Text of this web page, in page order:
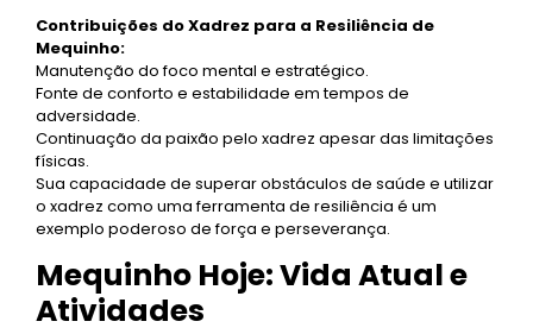
Contribuições do Xadrez para a Resiliência de
Mequinho:
Manutenção do foco mental e estratégico.
Fonte de conforto e estabilidade em tempos de
adversidade.
Continuação da paixão pelo xadrez apesar das limitações
físicas.
Sua capacidade de superar obstáculos de saúde e utilizar
o xadrez como uma ferramenta de resiliência é um
exemplo poderoso de força e perseverança.
Mequinho Hoje: Vida Atual e
Atividades